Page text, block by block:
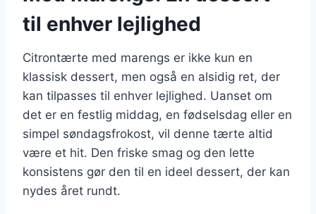
til enhver lejlighed
Citrontærte med marengs er ikke kun en
klassisk dessert, men også en alsidig ret, der
kan tilpasses til enhver lejlighed. Uanset om
det er en festlig middag, en fødselsdag eller en
simpel søndagsfrokost, vil denne tærte altid
være et hit. Den friske smag og den lette
konsistens gør den til en ideel dessert, der kan
nydes året rundt.